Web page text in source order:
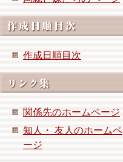
作成日順目次
関係先のホームページ
知人・ 友人のホームペ
ージ